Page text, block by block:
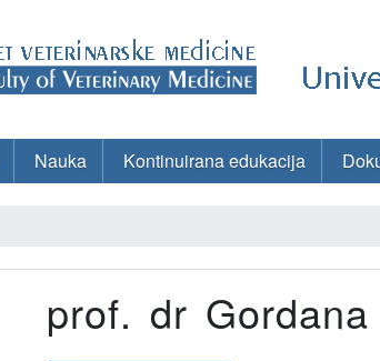
Nauka Kontinuirana edukacija
prof. dr